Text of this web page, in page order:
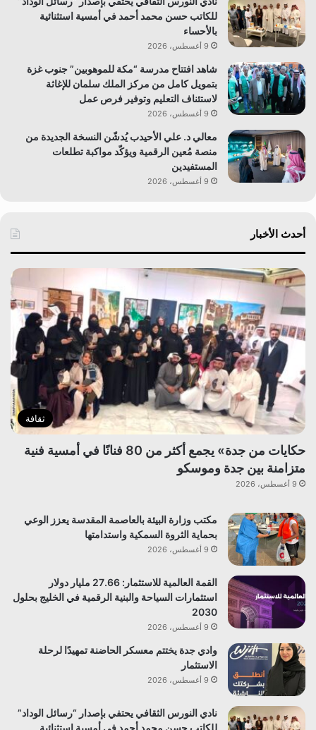
للكاتب حسن محمد أحمد في أمسية استثنائية
بالأحساء
9 أغسطس، 2026
شاهد افتتاح مدرسة “مكة للموهوبين” جنوب غزة
بتمويل كامل من مركز الملك سلمان للإغاثة
لاستئناف التعليم وتوفير فرص عمل
9 أغسطس، 2026
معالي د. علي الأحيدب يُدشّن النسخة الجديدة من
منصة مُعين الرقمية ويؤكّد مواكبة تطلعات
المستفيدين
9 أغسطس، 2026
أحدث الأخبار
ثقافة
حكايات من جدة» يجمع أكثر من 80 فنانًا في أمسية فنية
متزامنة بين جدة وموسكو
9 أغسطس، 2026
مكتب وزارة البيئة بالعاصمة المقدسة يعزز الوعي
بحماية الثروة السمكية واستدامتها
9 أغسطس، 2026
القمة العالمية للاستثمار: 27.66 مليار دولار
استثمارات السياحة والبنية الرقمية في الخليج بحلول
2030
9 أغسطس، 2026
وادي جدة يختتم معسكر الحاضنة تمهيدًا لرحلة
الاستثمار
9 أغسطس، 2026
نادي النورس الثقافي يحتفي بإصدار “رسائل الوداد”
للكاتب حسن محمد أحمد في أمسية استثنائية